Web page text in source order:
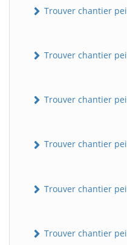
Trouver chantier
Trouver chantier
Trouver chantier
Trouver chantier
Trouver chantier
Trouver chantier